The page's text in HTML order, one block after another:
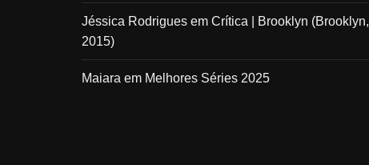
Jéssica Rodrigues em Crítica | Brooklyn (Brooklyn,
2015)
Maiara em Melhores Séries 2025